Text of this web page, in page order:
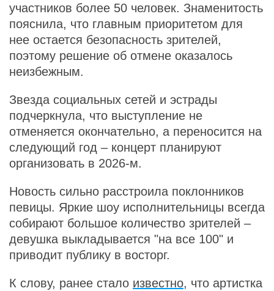
участников более 50 человек. Знаменитость
пояснила, что главным приоритетом для
нее остается безопасность зрителей,
поэтому решение об отмене оказалось
неизбежным.
Звезда социальных сетей и эстрады
подчеркнула, что выступление не
отменяется окончательно, а переносится на
следующий год – концерт планируют
организовать в 2026-м.
Новость сильно расстроила поклонников
певицы. Яркие шоу исполнительницы всегда
собирают большое количество зрителей –
девушка выкладывается "на все 100" и
приводит публику в восторг.
К слову, ранее стало известно, что артистка